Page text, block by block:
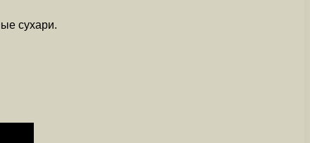
сухари.